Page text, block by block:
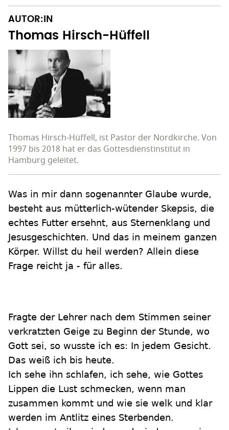
AUTOR:IN
Thomas Hirsch-Hüffell
Thomas Hirsch-Hüffell, ist Pastor der Nordkirche. Von
1997 bis 2018 hat er das Gottesdienstinstitut in
Hamburg geleitet.
Was in mir dann sogenannter Glaube wurde,
besteht aus mütterlich-wütender Skepsis, die
echtes Futter ersehnt, aus Sternenklang und
Jesusgeschichten. Und das in meinem ganzen
Körper. Willst du heil werden? Allein diese
Frage reicht ja - für alles.
Fragte der Lehrer nach dem Stimmen seiner
verkratzten Geige zu Beginn der Stunde, wo
Gott sei, so wusste ich es: In jedem Gesicht.
Das weiß ich bis heute.
Ich sehe ihn schlafen, ich sehe, wie Gottes
Lippen die Lust schmecken, wenn man
zusammen kommt und wie sie welk und klar
werden im Antlitz eines Sterbenden.